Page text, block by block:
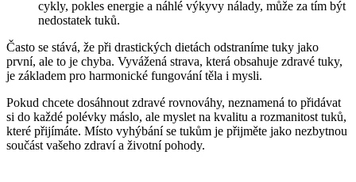
cykly, pokles energie a náhlé výkyvy nálady, může za tím být
nedostatek tuků.
Často se stává, že při drastických dietách odstraníme tuky jako
první, ale to je chyba. Vyvážená strava, která obsahuje zdravé tuky,
je základem pro harmonické fungování těla i mysli.
Pokud chcete dosáhnout zdravé rovnováhy, neznamená to přidávat
si do každé polévky máslo, ale myslet na kvalitu a rozmanitost tuků,
které přijímáte. Místo vyhýbání se tukům je přijměte jako nezbytnou
součást vašeho zdraví a životní pohody.